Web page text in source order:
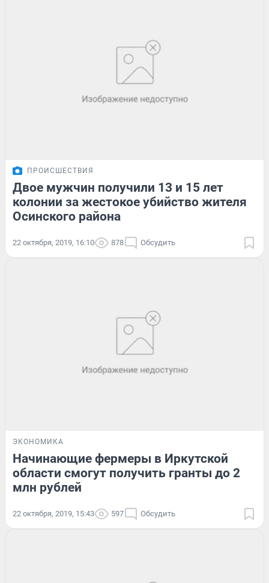
ПРОИСШЕСТВИЯ
Двое мужчин получили 13 и 15 лет
колонии за жестокое убийство жителя
Осинского района
22 октября, 2019, 16:10 878 Обсудить
ЭКОНОМИКА
Начинающие фермеры в Иркутской
области смогут получить гранты до 2
млн рублей
22 октября, 2019, 15:43 597 Обсудить